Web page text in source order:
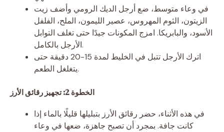
في وعاء متوسط، ضع أرجل الديك الرومي وأضف زيت
الزيتون، الثوم المهروس، عصير الليمون، الملح، الفلفل
الأسود، والبابريكا. امزج المكونات جيدًا حتى تغلف التوابل
الأرجل بالكامل.
اترك الأرجل تتبل في الخليط لمدة 15-20 دقيقة حتى
يتغلغل الطعم.
الخطوة 2: تجهيز رقائق الأرز
في هذه الأثناء، حضر رقائق الأرز بتبليلها قليلًا بالماء إذا
كانت جافة. بمجرد أن تصبح جاهزة، ضعها في وعاء